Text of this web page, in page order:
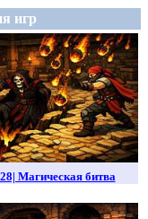
игр
Магическая битва